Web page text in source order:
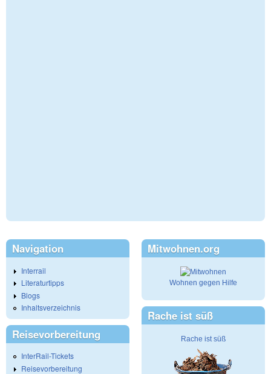
Navigation
Interrail
Literaturtipps
Blogs
Inhaltsverzeichnis
Reisevorbereitung
InterRail-Tickets
Reisevorbereitung
Mitwohnen.org
Wohnen gegen Hilfe
Rache ist süß
Rache ist süß